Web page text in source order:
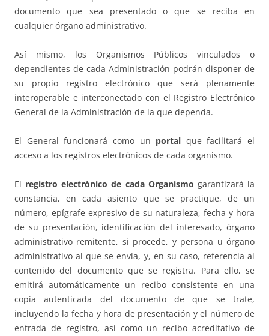
documento que sea presentado o que se reciba en
cualquier órgano administrativo.
Así mismo, los Organismos Públicos vinculados o
dependientes de cada Administración podrán disponer de
su propio registro electrónico que será plenamente
interoperable e interconectado con el Registro Electrónico
General de la Administración de la que dependa.
El General funcionará como un portal que facilitará el
acceso a los registros electrónicos de cada organismo.
El registro electrónico de cada Organismo garantizará la
constancia, en cada asiento que se practique, de un
número, epígrafe expresivo de su naturaleza, fecha y hora
de su presentación, identificación del interesado, órgano
administrativo remitente, si procede, y persona u órgano
administrativo al que se envía, y, en su caso, referencia al
contenido del documento que se registra. Para ello, se
emitirá automáticamente un recibo consistente en una
copia autenticada del documento de que se trate,
incluyendo la fecha y hora de presentación y el número de
entrada de registro, así como un recibo acreditativo de